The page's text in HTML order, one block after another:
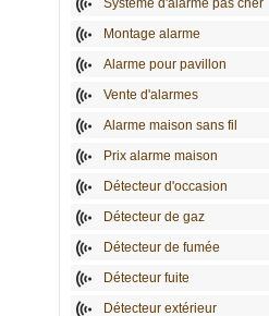
Système d'alarme pas cher
Montage alarme
Alarme pour pavillon
Vente d'alarmes
Alarme maison sans fil
Prix alarme maison
Détecteur d'occasion
Détecteur de gaz
Détecteur de fumée
Détecteur fuite
Détecteur extérieur